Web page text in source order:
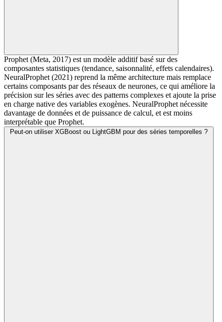
Prophet (Meta, 2017) est un modèle additif basé sur des
composantes statistiques (tendance, saisonnalité, effets calendaires).
NeuralProphet (2021) reprend la même architecture mais remplace
certains composants par des réseaux de neurones, ce qui améliore la
précision sur les séries avec des patterns complexes et ajoute la prise
en charge native des variables exogènes. NeuralProphet nécessite
davantage de données et de puissance de calcul, et est moins
interprétable que Prophet.
Peut-on utiliser XGBoost ou LightGBM pour des séries temporelles ?